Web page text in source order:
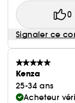
0
Signaler ce
Kenza
25-34 ans
Acheteur